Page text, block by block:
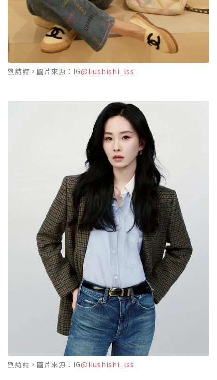
劉詩詩。圖片來源：IG@liushishi_lss
劉詩詩。圖片來源：IG@liushishi_lss